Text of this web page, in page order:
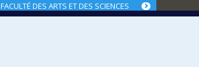
FACULTÉ DES ARTS ET DES SCIENCES